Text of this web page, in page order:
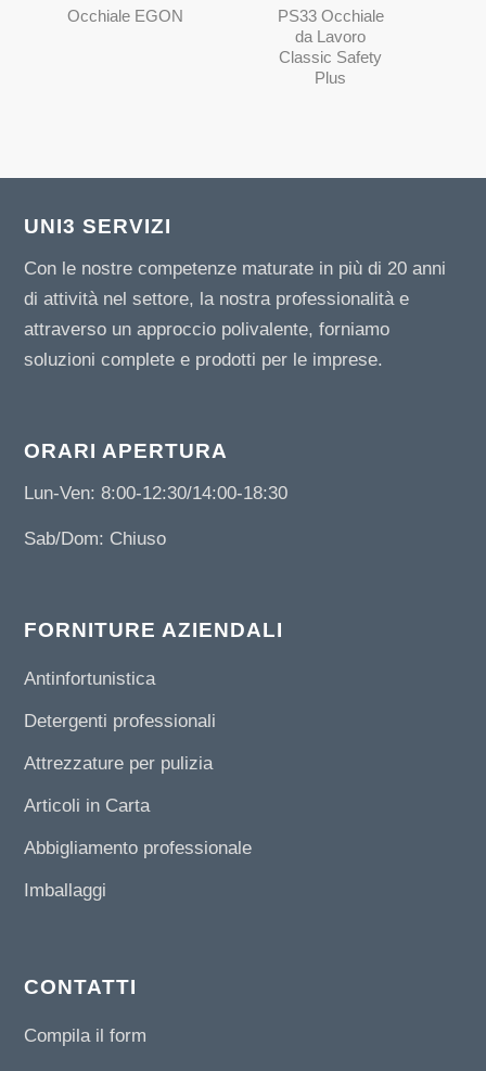
Occhiale EGON
PS33 Occhiale
da Lavoro
Classic Safety
Plus
UNI3 SERVIZI
Con le nostre competenze maturate in più di 20 anni
di attività nel settore, la nostra professionalità e
attraverso un approccio polivalente, forniamo
soluzioni complete e prodotti per le imprese.
ORARI APERTURA
Lun-Ven: 8:00-12:30/14:00-18:30
Sab/Dom: Chiuso
FORNITURE AZIENDALI
Antinfortunistica
Detergenti professionali
Attrezzature per pulizia
Articoli in Carta
Abbigliamento professionale
Imballaggi
CONTATTI
Compila il form